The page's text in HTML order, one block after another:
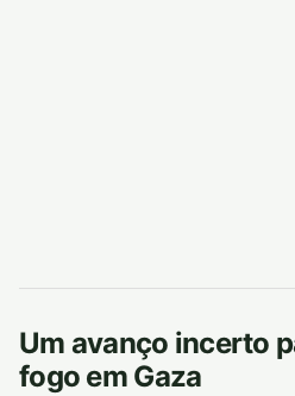
Um avanço incerto
fogo em Gaza